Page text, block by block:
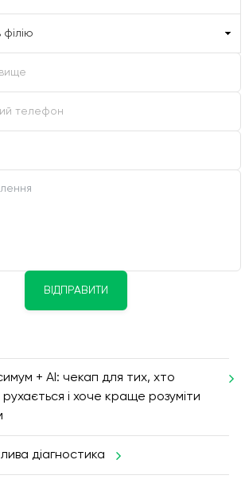
ВІДПРАВИТИ
+ AI: чекап для тих, хто
і хоче краще розуміти
діагностика